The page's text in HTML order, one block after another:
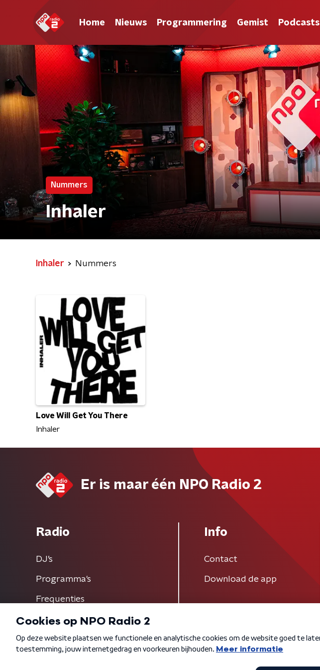
Home Nieuws Programmering Gemist Podcasts
Nummers
Inhaler
Inhaler Nummers
Love Will Get You There
Inhaler
Er is maar één NPO Radio 2
Radio
DJ’s
Programma's
Frequenties
Info
Contact
Download de app
Algemene voorwaarden Privacybeleid